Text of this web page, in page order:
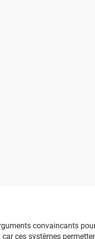
convaincants
ces systèmes